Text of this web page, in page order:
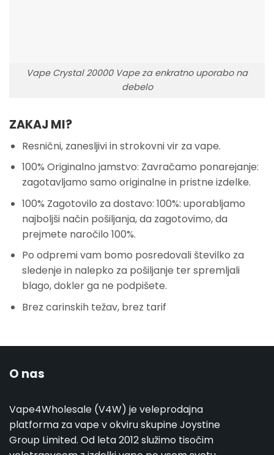
Vape Crystal 20000 Vape za enkratno uporabo na
debelo
ZAKAJ MI?
Resnični, zanesljivi in strokovni vir za vape.
100% Originalno jamstvo: Zavračamo ponarejanje:
zagotavljamo samo originalne in pristne izdelke.
100% Zagotovilo za dostavo: 100%: uporabljamo
najboljši način pošiljanja, da zagotovimo, da
prejmete naročilo 100%.
Po odpremi vam bomo posredovali številko za
sledenje in nalepko za pošiljanje ter spremljali
blago, dokler ga ne podpišete.
Brez carinskih težav, brez tarif
O nas
Vape4Wholesale (V4W) je veleprodajna
platforma za vape v okviru skupine Joystine
Group Limited. Od leta 2012 služimo tisočim